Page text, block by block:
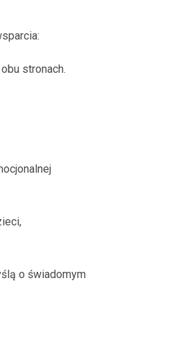
stronach.
o świadomym